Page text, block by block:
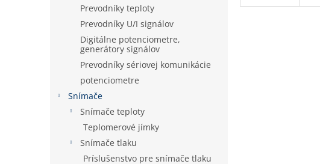
Prevodníky teploty
Prevodníky U/I signálov
Digitálne potenciometre,
generátory signálov
Prevodníky sériovej komunikácie
potenciometre
Snímače
Snímače teploty
Teplomerové jímky
Snímače tlaku
Príslušenstvo pre snímače tlaku